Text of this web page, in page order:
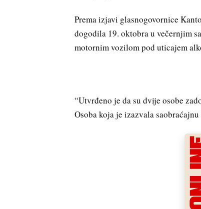
Prema izjavi glasnogovornice
dogodila 19. oktobra u večernjim
motornim vozilom pod uticajem
“Utvrđeno je da su dvije osobe
Osoba koja je izazvala